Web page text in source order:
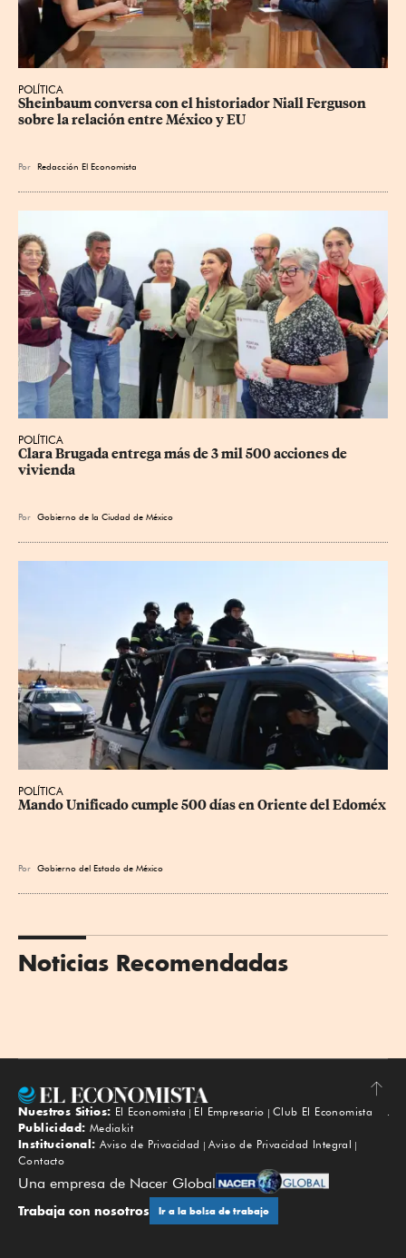
POLÍTICA
Sheinbaum conversa con el historiador Niall Ferguson
sobre la relación entre México y EU
Por Redacción El Economista
POLÍTICA
Clara Brugada entrega más de 3 mil 500 acciones de
vivienda
Por Gobierno de la Ciudad de México
POLÍTICA
Mando Unificado cumple 500 días en Oriente del Edoméx
Por Gobierno del Estado de México
Noticias Recomendadas
Subir
Nuestros Sitios: El Economista El Empresario
Club El Economista
Publicidad: Mediakit
Institucional: Aviso de Privacidad
Aviso de Privacidad Integral
Contacto
Una empresa de Nacer Global
Trabaja con nosotros Ir a la bolsa de trabajo